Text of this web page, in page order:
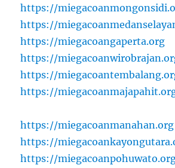
https://
https://
https://miegacoangaperta.org
https://
https://
https://
https://miegacoanmanahan.org
https://
https://